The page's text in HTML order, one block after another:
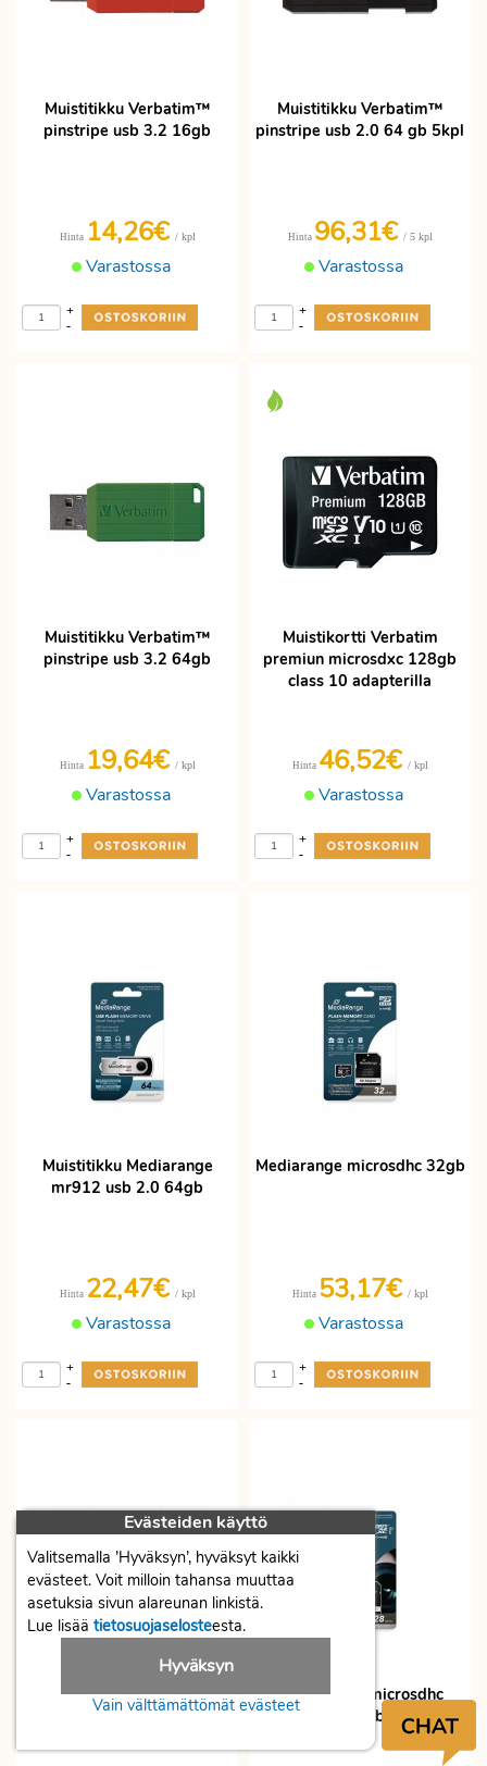
Muistitikku Verbatim™
pinstripe usb 3.2 16gb
Varastossa
Hinta 14,26€ / kpl
-
+
Muistitikku Verbatim™
pinstripe usb 2.0 64 gb 5kpl
Varastossa
Hinta 96,31€ / 5 kpl
-
+
Muistitikku Verbatim™
pinstripe usb 3.2 64gb
Varastossa
Hinta 19,64€ / kpl
-
+
Muistikortti Verbatim
premiun microsdxc 128gb
class 10 adapterilla
Varastossa
Hinta 46,52€ / kpl
-
+
Muistitikku Mediarange
mr912 usb 2.0 64gb
Varastossa
Hinta 22,47€ / kpl
-
+
Mediarange microsdhc 32gb
Varastossa
Hinta 53,17€ / kpl
-
+
Mediarange microsdhc 64gb
Mediarange microsdhc
128gb
Evästeiden käyttö
Valitsemalla ’Hyväksyn’, hyväksyt kaikki
evästeet. Voit milloin tahansa muuttaa
asetuksia sivun alareunan linkistä.
Lue lisää tietosuojaselosteesta.
Hyväksyn
Vain välttämättömät evästeet